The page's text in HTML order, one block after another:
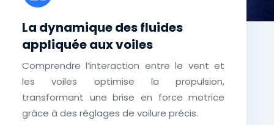
La dynamique des fluides
appliquée aux voiles
Comprendre l’interaction entre le vent et
les voiles optimise la propulsion,
transformant une brise en force motrice
grâce à des réglages de voilure précis.